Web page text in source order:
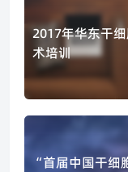
2017年华东干
术培训
“首届中国干细